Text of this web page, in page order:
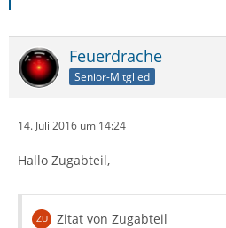
Feuerdrache
Senior-Mitglied
14. Juli 2016 um 14:24
Hallo Zugabteil,
Zitat von Zugabteil